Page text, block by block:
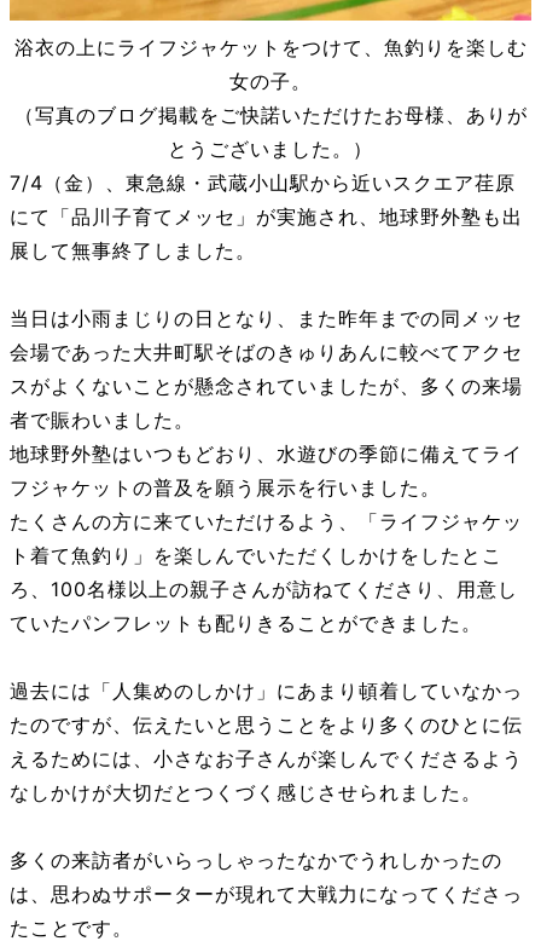
浴衣の上にライフジャケットをつけて、魚釣りを楽しむ
女の子。
（写真のブログ掲載をご快諾いただけたお母様、ありが
とうございました。）
7/4（金）、東急線・武蔵小山駅から近いスクエア荏原
にて「品川子育てメッセ」が実施され、地球野外塾も出
展して無事終了しました。
当日は小雨まじりの日となり、また昨年までの同メッセ
会場であった大井町駅そばのきゅりあんに較べてアクセ
スがよくないことが懸念されていましたが、多くの来場
者で賑わいました。
地球野外塾はいつもどおり、水遊びの季節に備えてライ
フジャケットの普及を願う展示を行いました。
たくさんの方に来ていただけるよう、「ライフジャケッ
ト着て魚釣り」を楽しんでいただくしかけをしたとこ
ろ、100名様以上の親子さんが訪ねてくださり、用意し
ていたパンフレットも配りきることができました。
過去には「人集めのしかけ」にあまり頓着していなかっ
たのですが、伝えたいと思うことをより多くのひとに伝
えるためには、小さなお子さんが楽しんでくださるよう
なしかけが大切だとつくづく感じさせられました。
多くの来訪者がいらっしゃったなかでうれしかったの
は、思わぬサポーターが現れて大戦力になってくださっ
たことです。